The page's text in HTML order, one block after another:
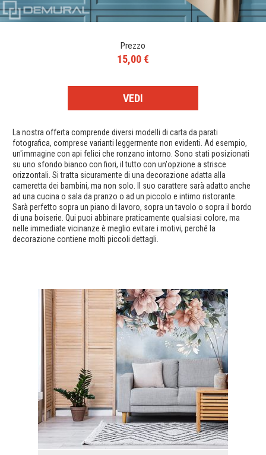
Prezzo
15,00 €
VEDI
La nostra offerta comprende diversi modelli di carta da parati
fotografica, comprese varianti leggermente non evidenti. Ad esempio,
un'immagine con api felici che ronzano intorno. Sono stati posizionati
su uno sfondo bianco con fiori, il tutto con un'opzione a strisce
orizzontali. Si tratta sicuramente di una decorazione adatta alla
cameretta dei bambini, ma non solo. Il suo carattere sarà adatto anche
ad una cucina o sala da pranzo o ad un piccolo e intimo ristorante.
Sarà perfetto sopra un piano di lavoro, sopra un tavolo o sopra il bordo
di una boiserie. Qui puoi abbinare praticamente qualsiasi colore, ma
nelle immediate vicinanze è meglio evitare i motivi, perché la
decorazione contiene molti piccoli dettagli.